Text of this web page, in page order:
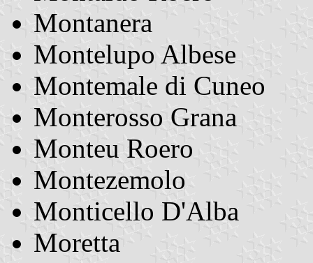
Montanera
Montelupo Albese
Montemale di Cuneo
Monterosso Grana
Monteu Roero
Montezemolo
Monticello D'Alba
Moretta